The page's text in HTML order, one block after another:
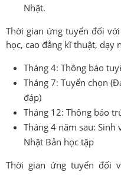
Nhật.
Thời gian ứng tuyển đối
học, cao đẳng kĩ thuật, dạy
Tháng 4: Thông báo
Tháng 7: Tuyển chọn
đáp)
Tháng 12: Thông báo
Tháng 4 năm sau:
Nhật Bản học tập
Thời gian ứng tuyển đối